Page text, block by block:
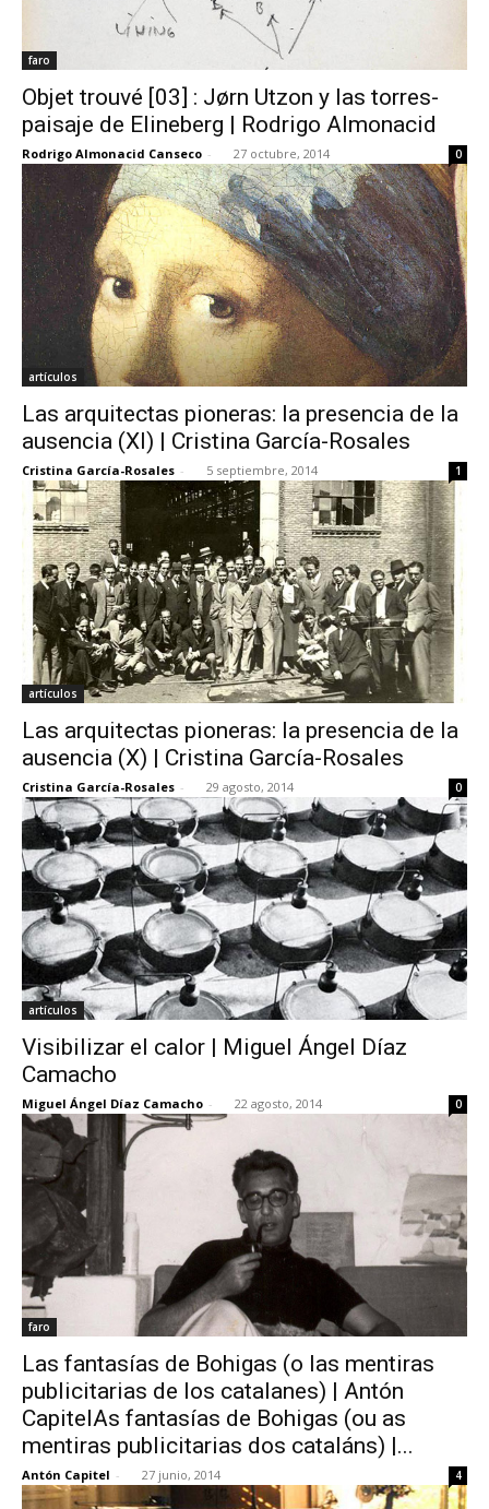
faro
Objet trouvé [03] : Jørn Utzon y las torres-
paisaje de Elineberg | Rodrigo Almonacid
Rodrigo Almonacid Canseco - 27 octubre, 2014 0
artículos
Las arquitectas pioneras: la presencia de la
ausencia (XI) | Cristina García-Rosales
Cristina García-Rosales - 5 septiembre, 2014 1
artículos
Las arquitectas pioneras: la presencia de la
ausencia (X) | Cristina García-Rosales
Cristina García-Rosales - 29 agosto, 2014 0
artículos
Visibilizar el calor | Miguel Ángel Díaz
Camacho
Miguel Ángel Díaz Camacho - 22 agosto, 2014 0
faro
Las fantasías de Bohigas (o las mentiras
publicitarias de los catalanes) | Antón
CapitelAs fantasías de Bohigas (ou as
mentiras publicitarias dos cataláns) |...
Antón Capitel - 27 junio, 2014 4